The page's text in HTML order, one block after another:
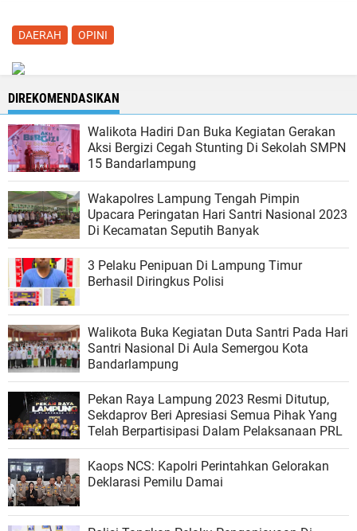
DAERAH OPINI
DIREKOMENDASIKAN
Walikota Hadiri Dan Buka Kegiatan Gerakan
Aksi Bergizi Cegah Stunting Di Sekolah SMPN
15 Bandarlampung
Wakapolres Lampung Tengah Pimpin
Upacara Peringatan Hari Santri Nasional 2023
Di Kecamatan Seputih Banyak
3 Pelaku Penipuan Di Lampung Timur
Berhasil Diringkus Polisi
Walikota Buka Kegiatan Duta Santri Pada Hari
Santri Nasional Di Aula Semergou Kota
Bandarlampung
Pekan Raya Lampung 2023 Resmi Ditutup,
Sekdaprov Beri Apresiasi Semua Pihak Yang
Telah Berpartisipasi Dalam Pelaksanaan PRL
Kaops NCS: Kapolri Perintahkan Gelorakan
Deklarasi Pemilu Damai